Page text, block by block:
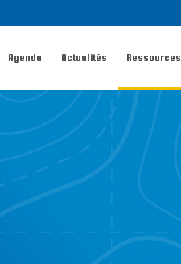
Agenda Actualités Ressources